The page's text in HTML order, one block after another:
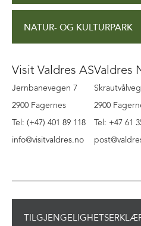
NATUR- OG KULTURPARK
Visit Valdres AS
Jernbanevegen 7
2900 Fagernes
Tel: (+47) 401 89 118
info@visitvaldres.no
Valdres
2900
Tel: +47 61